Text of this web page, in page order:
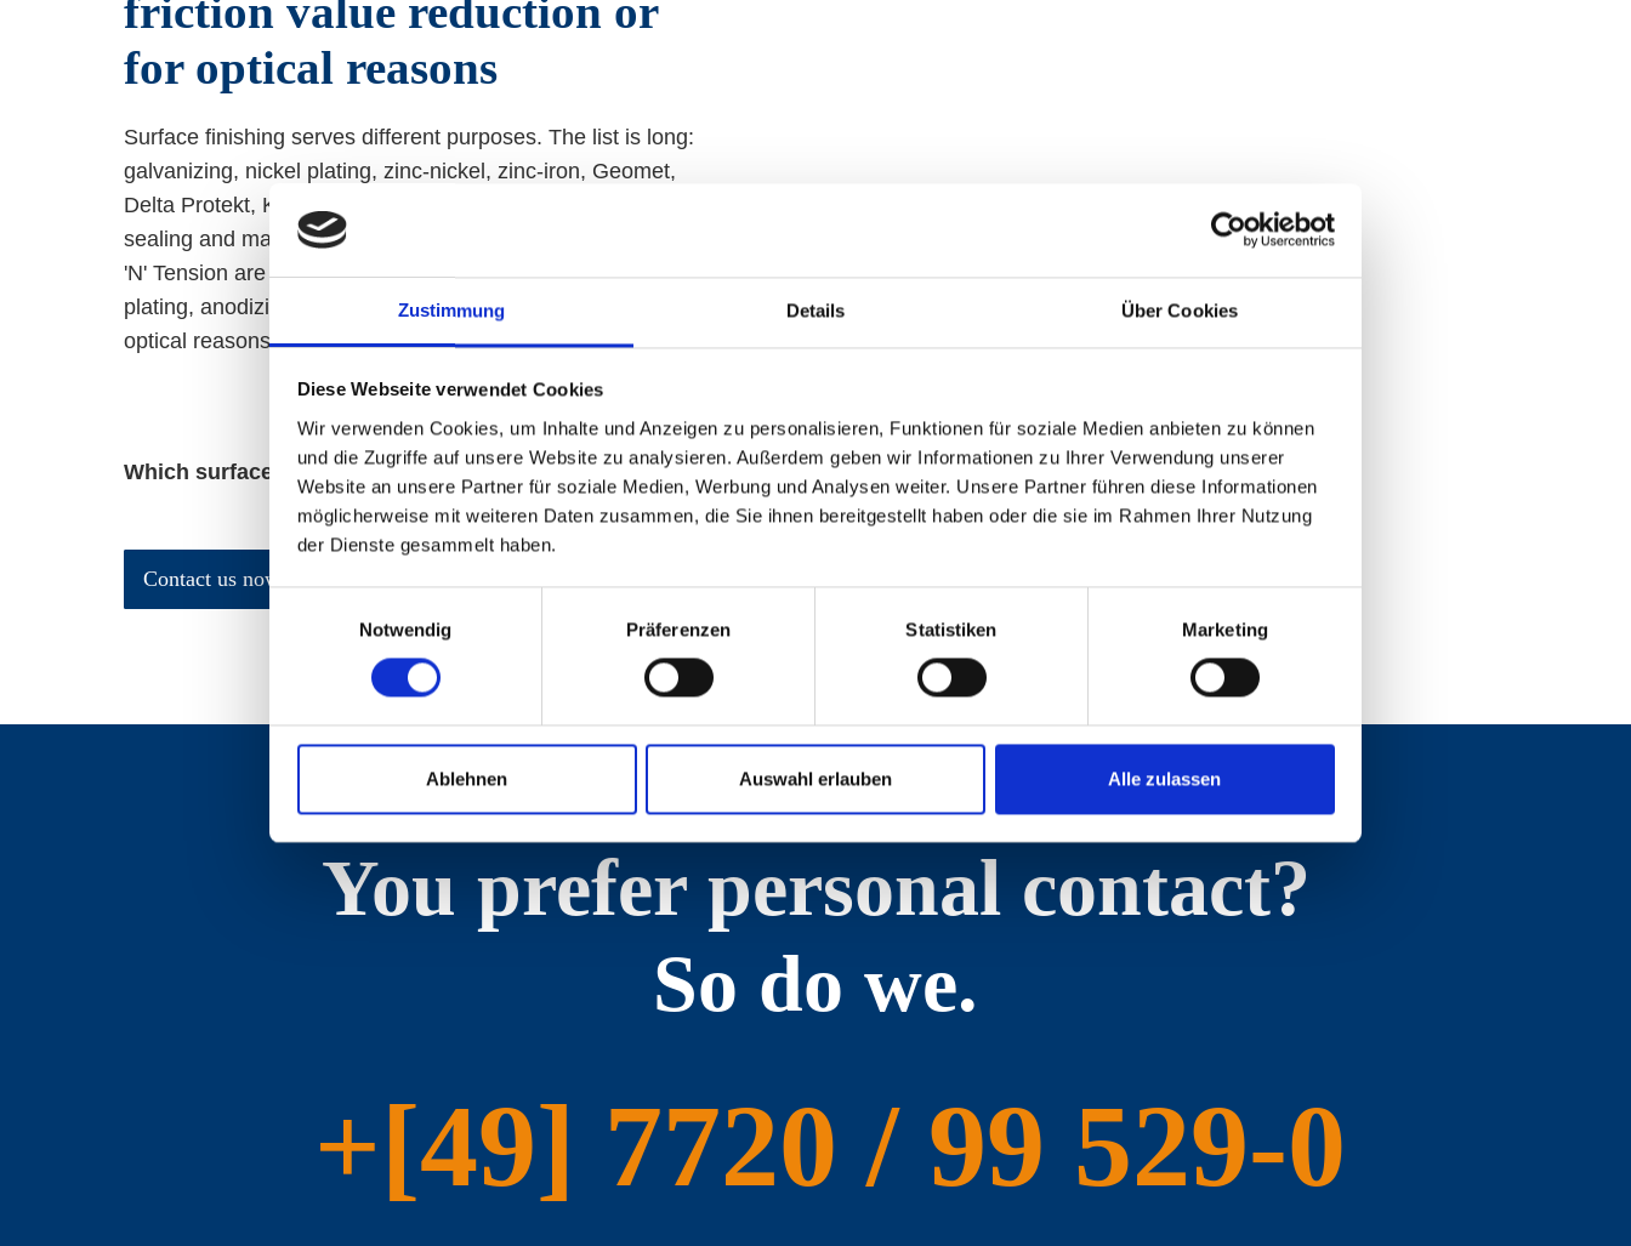
Zustimmung Details Über Cookies
Diese Webseite verwendet Cookies
Wir verwenden Cookies, um Inhalte und Anzeigen zu personalisieren, Funktionen für soziale Medien anbieten zu können
und die Zugriffe auf unsere Website zu analysieren. Außerdem geben wir Informationen zu Ihrer Verwendung unserer
Website an unsere Partner für soziale Medien, Werbung und Analysen weiter. Unsere Partner führen diese Informationen
möglicherweise mit weiteren Daten zusammen, die Sie ihnen bereitgestellt haben oder die sie im Rahmen Ihrer Nutzung
der Dienste gesammelt haben.
Notwendig
Präferenzen Statistiken Marketing
Ablehnen Auswahl erlauben Alle zulassen
friction value reduction or
for optical reasons
Surface finishing serves different purposes. The list is long:
galvanizing, nickel plating, zinc-nickel, zinc-iron, Geomet,
Delta Protekt, KTL, burnishing, passivation, phosphating,
sealing and many more. Gleitmo 605, Finigard or Torque
'N' Tension are used to reduce the friction value. Chrome
plating, anodizing and polishing is often done mainly for
optical reasons.
Which surface would you like?
Contact us now
You prefer personal contact?
So do we.
+[49] 7720 / 99 529-0